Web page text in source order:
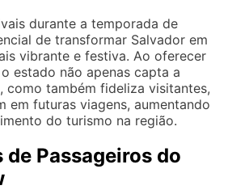
durante a temporada de
de transformar Salvador em
vibrante e festiva. Ao oferecer
estado não apenas capta a
como também fideliza visitantes,
em futuras viagens, aumentando
do turismo na região.
de Passageiros do